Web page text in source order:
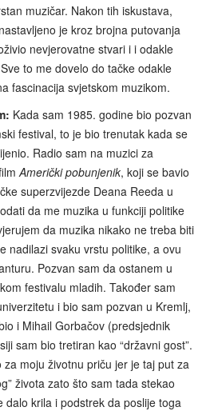
muzičar. Nakon tih iskustava,
je kroz brojna putovanja
nevjerovatne stvari i i odakle
to me dovelo do tačke odakle
fascinacija svjetskom muzikom.
Kada sam 1985. godine bio pozvan
festival, to je bio trenutak kada se
Radio sam na muzici za
Američki pobunjenik, koji se bavio
superzvijezde Deana Reeda u
da me muzika u funkciji politike
da muzika nikako ne treba biti
nadilazi svaku vrstu politike, a ovu
Pozvan sam da ostanem u
festivalu mladih. Također sam
i bio sam pozvan u Kremlj,
i Mihail Gorbačov (predsjednik
sam bio tretiran kao “državni gost”.
moju životnu priču jer je taj put za
života zato što sam tada stekao
krila i podstrek da poslije toga